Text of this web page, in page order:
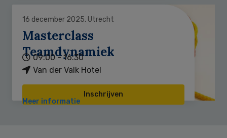
16 december 2025, Utrecht
Masterclass
Teamdynamiek
09:00 - 16:30
Van der Valk Hotel
Inschrijven
Meer informatie